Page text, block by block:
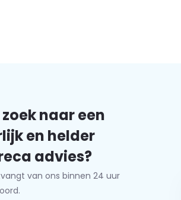
zoek naar een
en helder
advies?
van ons binnen 24 uur